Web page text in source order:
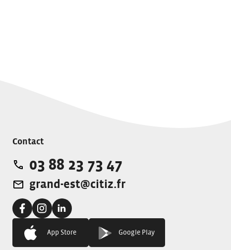
Contact
Téléphone:
03 88 23 73 47
Adresse e-mail:
grand-est@citiz.fr
Facebook:Instagram:Linkedin:
App Store Google Play